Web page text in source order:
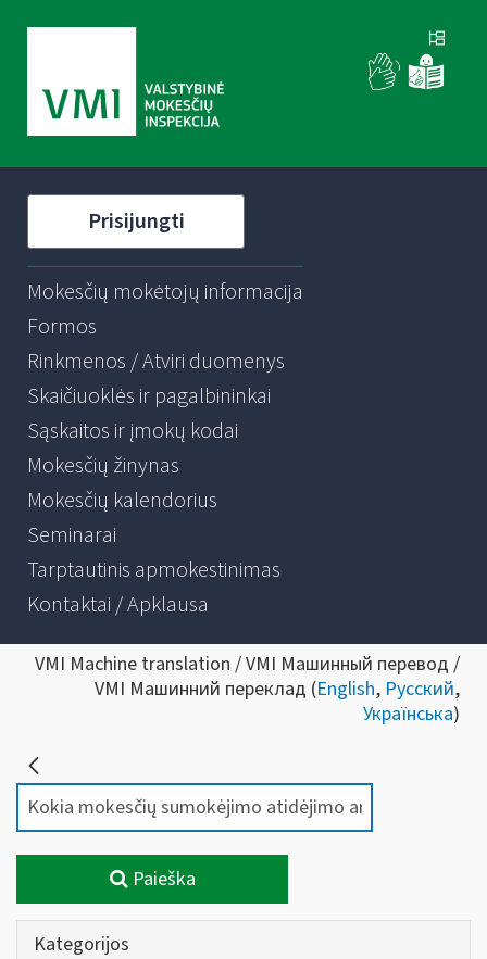
Prisijungti
Mokesčių mokėtojų informacija
Formos
Rinkmenos / Atviri duomenys
Skaičiuoklės ir pagalbininkai
Sąskaitos ir įmokų kodai
Mokesčių žinynas
Mokesčių kalendorius
Seminarai
Tarptautinis apmokestinimas
Kontaktai / Apklausa
VMI Machine translation / VMI Машинный перевод /
VMI Машинний переклад (English, Русский,
Українська)
Paieška
Kategorijos